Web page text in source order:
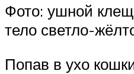
Фото: ушной клещ
тело светло-
Попав в ухо